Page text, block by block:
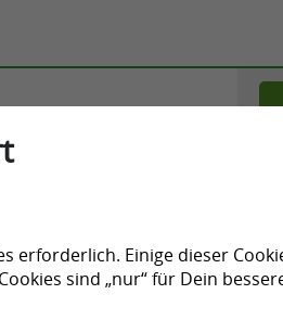
erforderlich. Einige dieser
sind „nur“ für Dein